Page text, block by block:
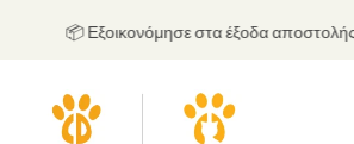
📦 Εξοικονόμησε στα έξοδα αποστολής